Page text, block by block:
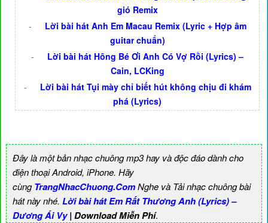
gió Remix
-
Lời bài hát Anh Em Macau Remix (Lyric + Hợp âm
guitar chuẩn)
-
Lời bài hát Hông Bé Ơi Anh Có Vợ Rồi (Lyrics) –
Cain, LCKing
-
Lời bài hát Tụi mày chỉ biết hút không chịu đi khám
phá (Lyrics)
Đây là một bản nhạc chuông mp3 hay và độc đáo dành cho
điện thoại Android, iPhone. Hãy
cùngTrangNhacChuong.ComNghe và Tải nhạc chuông bài
hát này nhé. Lời bài hát Em Rất Thương Anh (Lyrics) –
Dương Ái Vy| Download Miễn Phí.